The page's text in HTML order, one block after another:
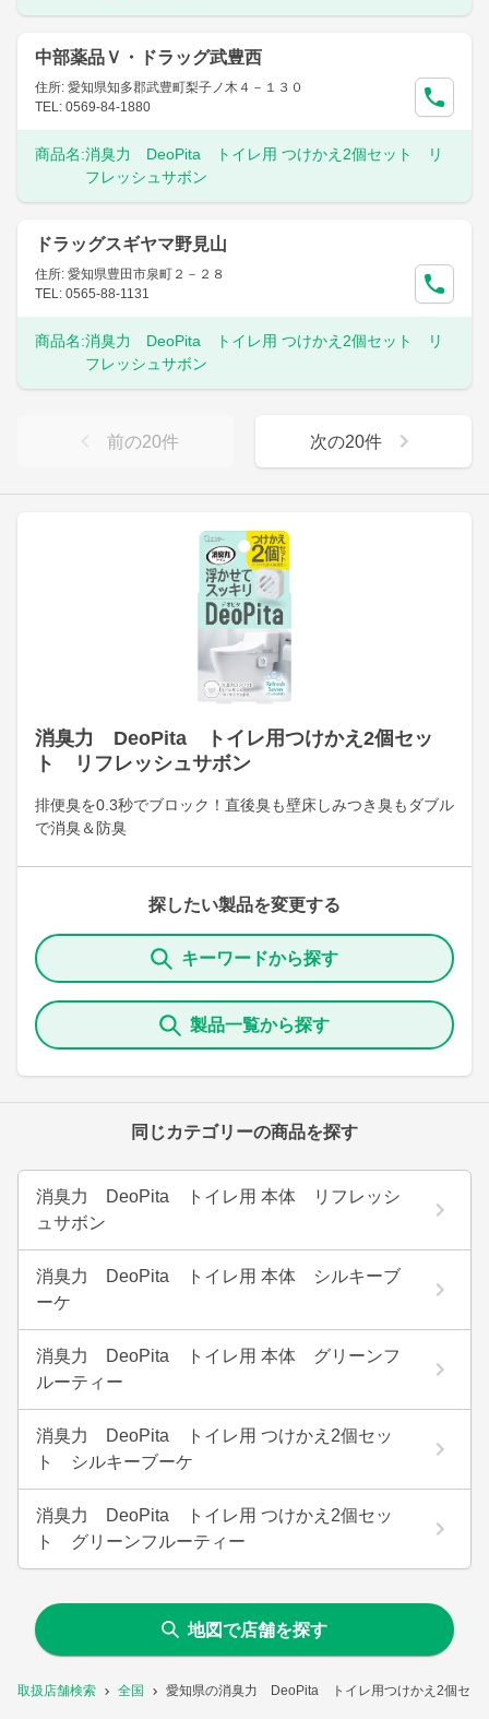
取扱店舗検索 全国 愛知県の消臭力 DeoPita トイレ用つけかえ2個セッ
消臭力 DeoPita トイレ用つけかえ2個セッ
ト リフレッシュサボン
排便臭を0.3秒でブロック！直後臭も壁床しみつき臭もダブル
で消臭＆防臭
探したい製品を変更する
キーワードから探す
製品一覧から探す
同じカテゴリーの商品を探す
消臭力 DeoPita トイレ用 本体 リフレッシ
ュサボン
消臭力 DeoPita トイレ用 本体 シルキーブ
ーケ
消臭力 DeoPita トイレ用 本体 グリーンフ
ルーティー
消臭力 DeoPita トイレ用 つけかえ2個セッ
ト シルキーブーケ
消臭力 DeoPita トイレ用 つけかえ2個セッ
ト グリーンフルーティー
中部薬品Ｖ・ドラッグ武豊西
住所: 愛知県知多郡武豊町梨子ノ木４－１３０
TEL: 0569-84-1880
商品名:消臭力 DeoPita トイレ用 つけかえ2個セット リ
フレッシュサボン
ドラッグスギヤマ野見山
住所: 愛知県豊田市泉町２－２８
TEL: 0565-88-1131
商品名:消臭力 DeoPita トイレ用 つけかえ2個セット リ
フレッシュサボン
前の20件 次の20件
地図で店舗を探す